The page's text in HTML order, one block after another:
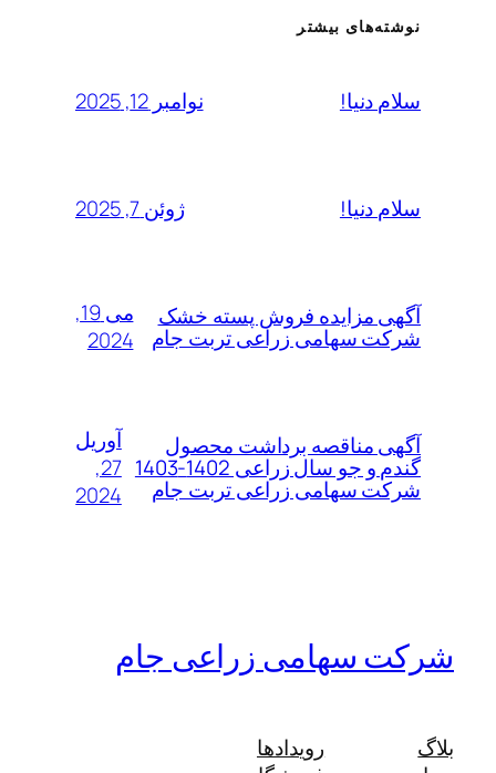
نوشته‌های بیشتر
سلام دنیا! نوامبر 12, 2025
سلام دنیا! ژوئن 7, 2025
آگهی مزایده فروش پسته خشک
شرکت سهامی زراعی تربت جام
می 19,
2024
آگهی مناقصه برداشت محصول
گندم و جو سال زراعی 1402-1403
شرکت سهامی زراعی تربت جام
آوریل
27,
2024
شرکت سهامی زراعی جام
بلاگ
رویدادها